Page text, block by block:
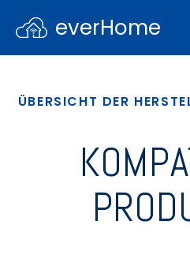
everHome
ÜBERSICHT DER